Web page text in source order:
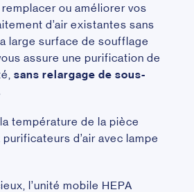
ou améliorer vos
d’air existantes sans
large surface de soufflage
assure une purification de
sans relargage de sous-
température de la pièce
d’air avec lampe
l’unité mobile HEPA